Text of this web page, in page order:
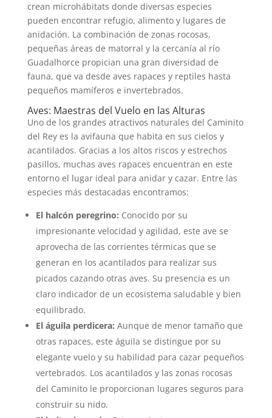
crean microhábitats donde diversas especies
pueden encontrar refugio, alimento y lugares de
anidación. La combinación de zonas rocosas,
pequeñas áreas de matorral y la cercanía al río
Guadalhorce propician una gran diversidad de
fauna, que va desde aves rapaces y reptiles hasta
pequeños mamíferos e invertebrados.
Aves: Maestras del Vuelo en las Alturas
Uno de los grandes atractivos naturales del Caminito
del Rey es la avifauna que habita en sus cielos y
acantilados. Gracias a los altos riscos y estrechos
pasillos, muchas aves rapaces encuentran en este
entorno el lugar ideal para anidar y cazar. Entre las
especies más destacadas encontramos:
El halcón peregrino: Conocido por su
impresionante velocidad y agilidad, este ave se
aprovecha de las corrientes térmicas que se
generan en los acantilados para realizar sus
picados cazando otras aves. Su presencia es un
claro indicador de un ecosistema saludable y bien
equilibrado.
El águila perdicera: Aunque de menor tamaño que
otras rapaces, este águila se distingue por su
elegante vuelo y su habilidad para cazar pequeños
vertebrados. Los acantilados y las zonas rocosas
del Caminito le proporcionan lugares seguros para
construir su nido.